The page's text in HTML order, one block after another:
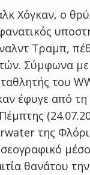
Χόγκαν, ο
Τραμπ,
Σύμφωνα
του
έφυγε από
της
θανάτου